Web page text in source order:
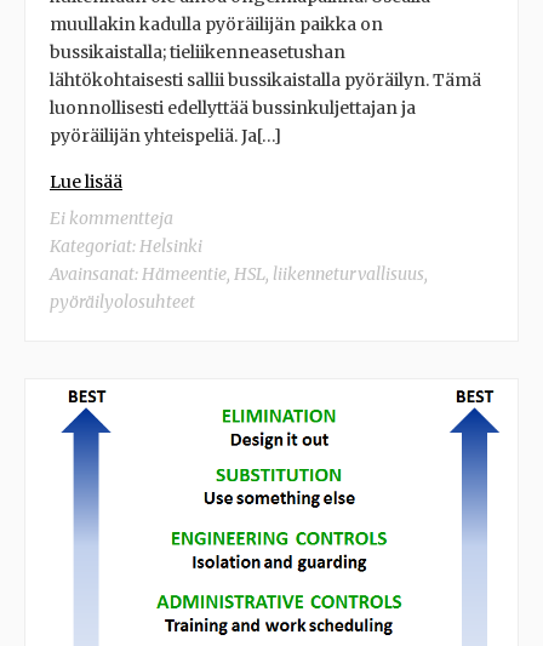
muullakin kadulla pyöräilijän paikka on
bussikaistalla; tieliikenneasetushan
lähtökohtaisesti sallii bussikaistalla pyöräilyn. Tämä
luonnollisesti edellyttää bussinkuljettajan ja
pyöräilijän yhteispeliä. Ja[…]
Lue lisää
Ei kommentteja
Kategoriat:Helsinki
Avainsanat:Hämeentie, HSL, liikenneturvallisuus,
pyöräilyolosuhteet